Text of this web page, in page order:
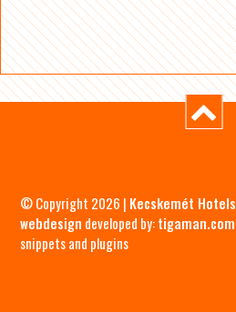
© Copyright 2026 | Kecskemét Hotels
webdesign developed by:tigaman.com
snippets and plugins